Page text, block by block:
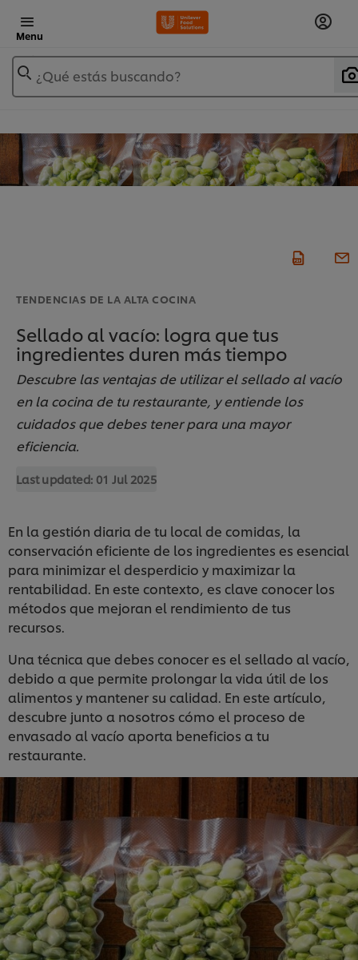
Menu
¿Qué estás buscando?
TENDENCIAS DE LA ALTA COCINA
Sellado al vacío: logra que tus
ingredientes duren más tiempo
Descubre las ventajas de utilizar el sellado al vacío
en la cocina de tu restaurante, y entiende los
cuidados que debes tener para una mayor
eficiencia.
Last updated: 01 Jul 2025
En la gestión diaria de tu local de comidas, la
conservación eficiente de los ingredientes es esencial
para minimizar el desperdicio y maximizar la
rentabilidad. En este contexto, es clave conocer los
métodos que mejoran el rendimiento de tus
recursos.
Una técnica que debes conocer es el sellado al vacío,
debido a que permite prolongar la vida útil de los
alimentos y mantener su calidad. En este artículo,
descubre junto a nosotros cómo el proceso de
envasado al vacío aporta beneficios a tu
restaurante.